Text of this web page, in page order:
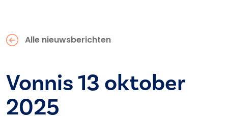
Alle nieuwsberichten
Vonnis 13 oktober
2025